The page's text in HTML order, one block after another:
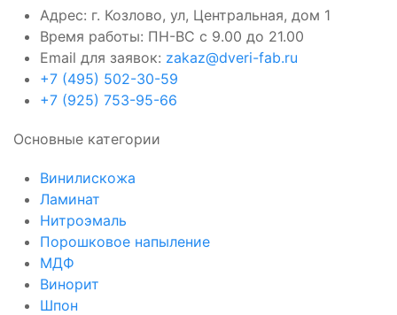
Адрес: г. Козлово, ул, Центральная, дом 1
Время работы: ПН-ВС с 9.00 до 21.00
Email для заявок: zakaz@dveri-fab.ru
+7 (495) 502-30-59
+7 (925) 753-95-66
Основные категории
Винилискожа
Ламинат
Нитроэмаль
Порошковое напыление
МДФ
Винорит
Шпон